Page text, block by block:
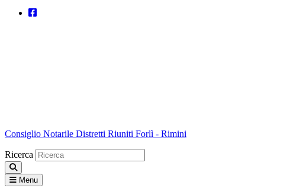
Consiglio Notarile Distretti Riuniti Forlì - Rimini
Ricerca
Menu